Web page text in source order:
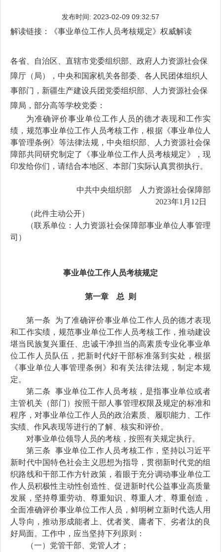
发布时间: 2023-02-09 09:32:57
解读链接： 《事业单位工作人员考核规定》权威解读
各省、自治区、直辖市党委组织部、政府人力资源社会保
障厅（局），中央和国家机关各部委、各人民团体组织人
事部门，新疆生产建设兵团党委组织部、人力资源社会保
障局，部分高等学校党委：
为准确评价事业单位工作人员的德才表现和工作实
绩，规范事业单位工作人员考核工作，根据《事业单位人
事管理条例》等法律法规，中央组织部、人力资源社会保
障部共同研究制定了《事业单位工作人员考核规定》，现
印发给你们，请结合本地区、本部门实际认真贯彻执行。
中共中央组织部 人力资源社会保障部
2023年1 月 12 日
（此件主动公开）
（联系单位：人力资源社会保障部事业单位人事管理
司）
事业单位工作人员考核规定
第一章 总 则
第一条
为了准确评价事业单位工作人员的德才表现
和工作实绩，规范事业单位工作人员考核工作，推动建设
堪当民族复兴重任 、忠诚干净担当的高素质专业化事业单
位工作人员队伍， 把新时代好干部标准落到实处，根据
《事业单位人事管理条例》和有关法律法规，制定本规
定。
第二条
事业单位工作人员考核，是指事业单位或者
主管机关（部门）按照干部人事管理权限及规定的标准和
程序，对事业单位工作人员的政治素质、履职能力、工作
实绩、作风表现等进行的了解、核实和评价。
对事业单位领导人员的考核，按照有关规定执行。
第三条
事业单位工作人员考核工作 ，坚持以习近平
新时代中国特色社会主义思想为指导，贯彻新时代党的组
织路线和干部工作方针政策 ，着眼于充分调动事业单位工
作人员积极性主动性创造性、促进新时代公益事业高质量
发展，坚持尊重劳动、尊重知识、尊重人才、尊重创造，
全面准确评价事业单位工作人员， 鲜明树立新时代选人用
人导向，推动形成能者上、优者奖、庸者下、劣者汰的良
好局面。工作中，应当坚持下列原则：
（一）党管干部、党管人才；